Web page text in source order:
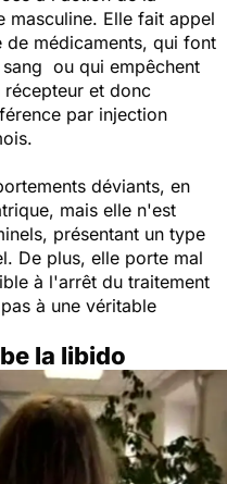
masculine. Elle fait appel
médicaments, qui font
ou qui empêchent
récepteur et donc
par injection
déviants, en
mais elle n'est
présentant un type
De plus, elle porte mal
à l'arrêt du traitement
à une véritable
la libido